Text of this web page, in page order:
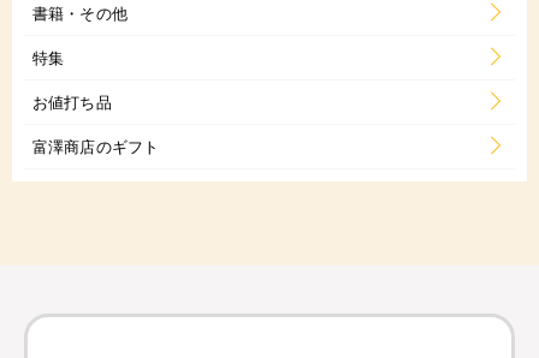
書籍・その他
特集
お値打ち品
富澤商店のギフト